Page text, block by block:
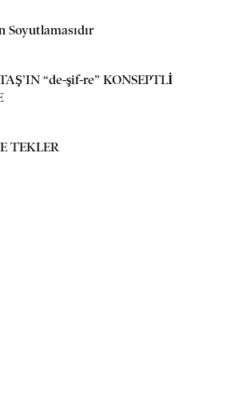
Soyutlamasıdır
“de-şif-re” KONSEPTLİ
TEKLER